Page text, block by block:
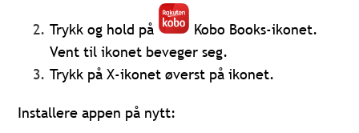
Trykk og hold på
Kobo Books-ikonet.
Vent til ikonet beveger seg.
Trykk på X-ikonet øverst på ikonet.
Installere appen på nytt: